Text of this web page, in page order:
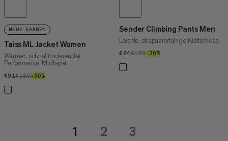
NEUE FARBEN
Taiss ML Jacket Women
Warmer, schnelltrocknender
Performance-Midlayer
€91€91
€130€130
–30%
Sender Climbing Pants Men
Leichte, strapazierfähige Kletterhose
€84€84
€120€120
–30%
1 2 3